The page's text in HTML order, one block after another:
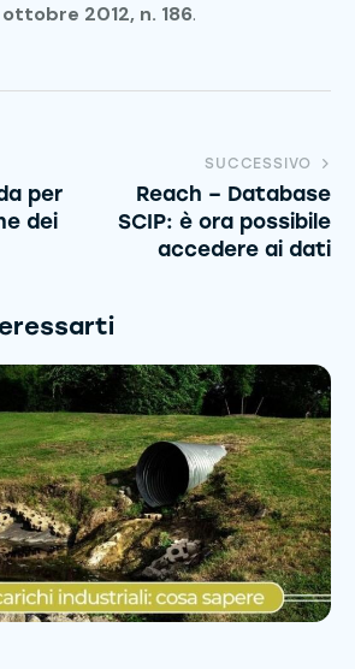
2012, n. 186.
per
dei
SUCCESSIVO
Reach – Database
SCIP: è ora possibile
accedere ai dati